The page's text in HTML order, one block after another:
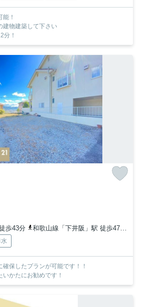
！
建物建築して下さい
分！
歩43分
和歌山線「下井阪」駅 徒歩47分
保したプランが可能です！！
かたにお勧めです！